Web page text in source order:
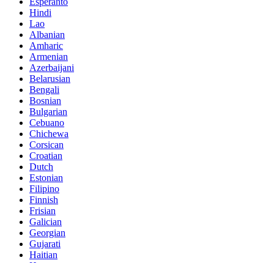
Hindi
Lao
Albanian
Amharic
Armenian
Azerbaijani
Belarusian
Bengali
Bosnian
Bulgarian
Cebuano
Chichewa
Corsican
Croatian
Dutch
Estonian
Filipino
Finnish
Frisian
Galician
Georgian
Gujarati
Haitian